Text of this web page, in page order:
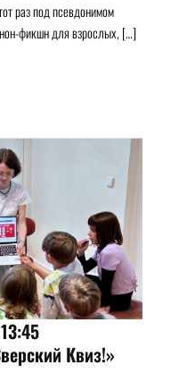
раз под псевдонимом
фикшн для взрослых, […]
Квиз!»